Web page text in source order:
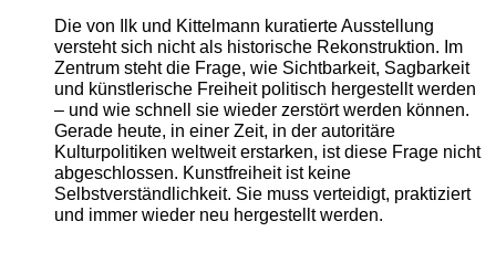
Die von Ilk und Kittelmann kuratierte Ausstellung
versteht sich nicht als historische Rekonstruktion. Im
Zentrum steht die Frage, wie Sichtbarkeit, Sagbarkeit
und künstlerische Freiheit politisch hergestellt werden
– und wie schnell sie wieder zerstört werden können.
Gerade heute, in einer Zeit, in der autoritäre
Kulturpolitiken weltweit erstarken, ist diese Frage nicht
abgeschlossen. Kunstfreiheit ist keine
Selbstverständlichkeit. Sie muss verteidigt, praktiziert
und immer wieder neu hergestellt werden.